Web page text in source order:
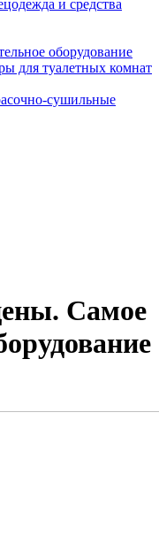
и средства
оборудование
для туалетных комнат
сушильные
Самое